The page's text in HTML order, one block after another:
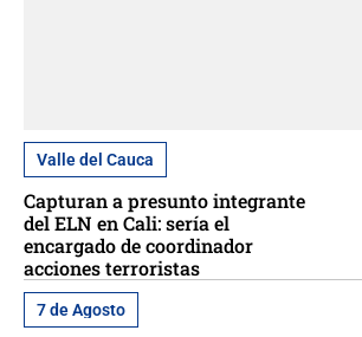
Valle del Cauca
Capturan a presunto integrante
del ELN en Cali: sería el
encargado de coordinador
acciones terroristas
7 de Agosto